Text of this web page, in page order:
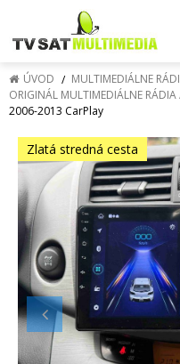
ÚVOD
MULTIMEDIÁLNE
ORIGINÁL MULTIMEDIÁLNE
2006-2013 CarPlay
Zlatá stredná cesta